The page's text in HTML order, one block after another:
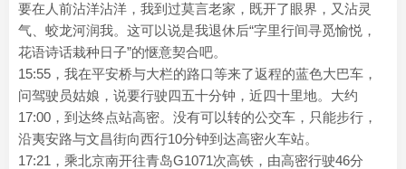
要在人前沾洋沾洋，我到过莫言老家，既开了眼界，又沾灵
气、蛟龙河润我。这可以说是我退休后“字里行间寻觅愉悦，
花语诗话栽种日子”的惬意契合吧。
15:55，我在平安桥与大栏的路口等来了返程的蓝色大巴车，
问驾驶员姑娘，说要行驶四五十分钟，近四十里地。大约
17:00，到达终点站高密。没有可以转的公交车，只能步行，
沿夷安路与文昌街向西行10分钟到达高密火车站。
17:21，乘北京南开往青岛G1071次高铁，由高密行驶46分